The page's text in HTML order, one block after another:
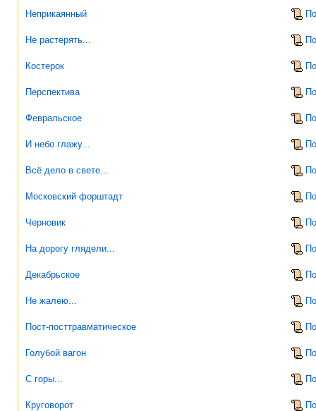
Неприкаянный
Не растерять...
Костерок
Перспектива
Февральское
И небо глажу...
Всё дело в свете...
Московский форштадт
Черновик
На дорогу глядели...
Декабрьское
Не жалею...
Пост-посттравматическое
Голубой вагон
С горы...
Круговорот